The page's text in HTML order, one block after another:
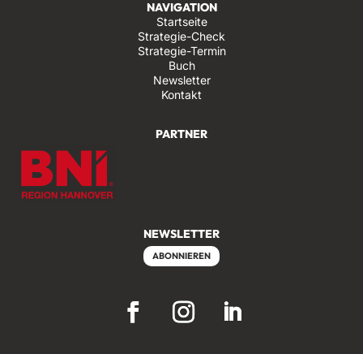
NAVIGATION
Startseite
Strategie-Check
Strategie-Termin
Buch
Newsletter
Kontakt
PARTNER
NEWSLETTER
ABONNIEREN